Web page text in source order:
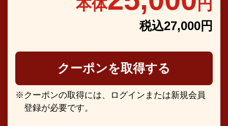
本体 円
税込27,000円
クーポンを取得する
クーポンの取得には、ログインまたは新規会員
登録が必要です。